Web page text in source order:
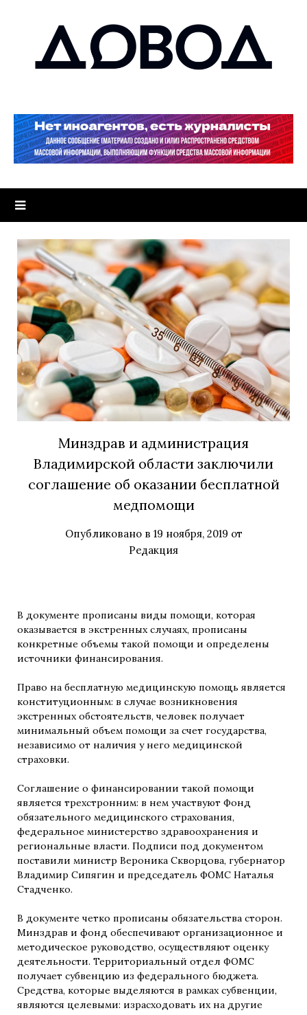
Минздрав и администрация
Владимирской области заключили
соглашение об оказании бесплатной
медпомощи
Опубликовано в 19 ноября, 2019 от
Редакция
В документе прописаны виды помощи, которая
оказывается в экстренных случаях, прописаны
конкретные объемы такой помощи и определены
источники финансирования.
Право на бесплатную медицинскую помощь является
конституционным: в случае возникновения
экстренных обстоятельств, человек получает
минимальный объем помощи за счет государства,
независимо от наличия у него медицинской
страховки.
Соглашение о финансировании такой помощи
является трехстронним: в нем участвуют Фонд
обязательного медицинского страхования,
федеральное министерство здравоохранения и
региональные власти. Подписи под документом
поставили министр Вероника Скворцова, губернатор
Владимир Сипягин и председатель ФОМС Наталья
Стадченко.
В документе четко прописаны обязательства сторон.
Минздрав и фонд обеспечивают организационное и
методическое руководство, осуществляют оценку
деятельности. Территориальный отдел ФОМС
получает субвенцию из федерального бюджета.
Средства, которые выделяются в рамках субвенции,
являются целевыми: израсходовать их на другие